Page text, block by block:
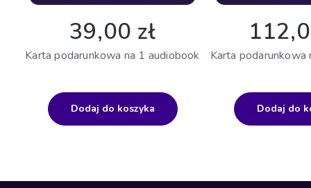
Karta podarunkowa na 1 audiobook
39,00 zł
Dodaj do koszyka
Karta podarunkowa
Dodaj do